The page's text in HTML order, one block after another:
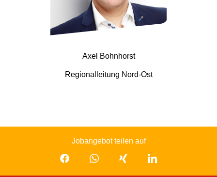
Axel Bohnhorst
Regionalleitung Nord-Ost